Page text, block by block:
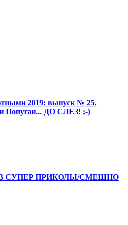
2019: выпуск № 25.
Попугаи... ДО СЛЕЗ! ;-)
СУПЕР ПРИКОЛЫ/СМЕШНО